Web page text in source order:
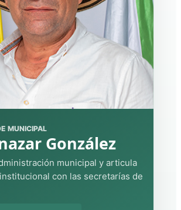
MUNICIPAL
González
municipal y articula
con las secretarías de